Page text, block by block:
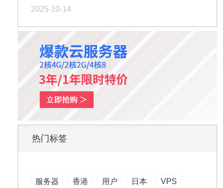
2025-10-14
热门标签
服务器 香港 用户 日本 VPS